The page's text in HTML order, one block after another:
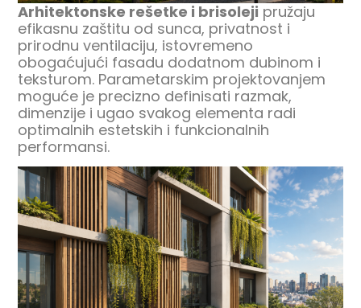
Arhitektonske rešetke i brisoleji pružaju
efikasnu zaštitu od sunca, privatnost i
prirodnu ventilaciju, istovremeno
obogaćujući fasadu dodatnom dubinom i
teksturom. Parametarskim projektovanjem
moguće je precizno definisati razmak,
dimenzije i ugao svakog elementa radi
optimalnih estetskih i funkcionalnih
performansi.